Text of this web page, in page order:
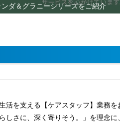
ンダ＆グラニーシリーズをご紹介
活を支える【ケアスタッフ】業務を
しさに、深く寄りそう。」を理念に、